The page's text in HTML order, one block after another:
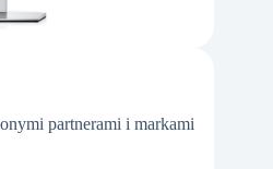
partnerami i markami